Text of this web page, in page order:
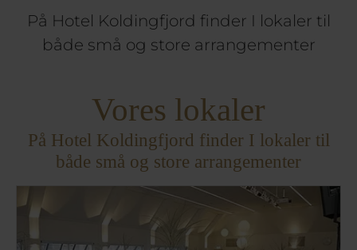
På Hotel Koldingfjord finder I lokaler til
både små og store arrangementer
Vores lokaler
På Hotel Koldingfjord finder I lokaler til
både små og store arrangementer